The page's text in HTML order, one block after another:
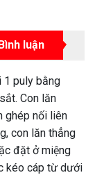
luận
1 puly bằng
Con lăn
ghép nối liên
con lăn thẳng
đặt ở miệng
kéo cáp từ dưới